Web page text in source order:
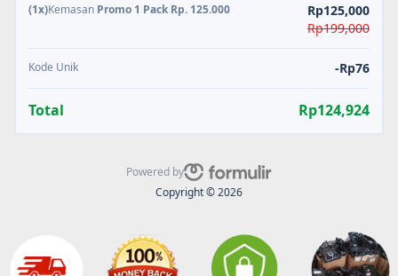
(1x)Kemasan Promo 1 Pack Rp. 125.000
Rp125,000
Rp199,000
Kode Unik -Rp76
Total Rp124,924
Powered by
Copyright © 2026